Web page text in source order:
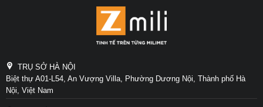
TRỤ SỞ HÀ NỘI
Biệt thự A01-L54, An Vượng Villa, Phường Dương Nội, Thành phố Hà
Nội, Việt Nam